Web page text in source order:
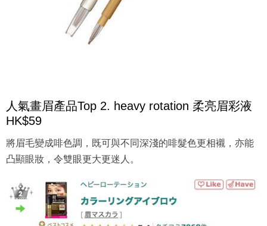
人氣畫眉產品Top 2. heavy rotation 柔亮眉彩液
HK$59
將眉毛變成啡色調，既可與不同深淺的啡髮色更相襯，亦能
凸顯眼妝，令雙眼更大更迷人。